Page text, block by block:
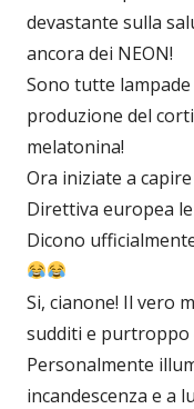
devastante sulla
ancora dei NEON!
Sono tutte
produzione del
melatonina!
Ora iniziate a
Direttiva europea
Dicono
Si, cianone! Il vero
sudditi e purtroppo
Personalmente
incandescenza e a